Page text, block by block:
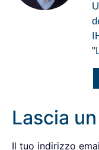
Lascia
Il tuo indirizzo